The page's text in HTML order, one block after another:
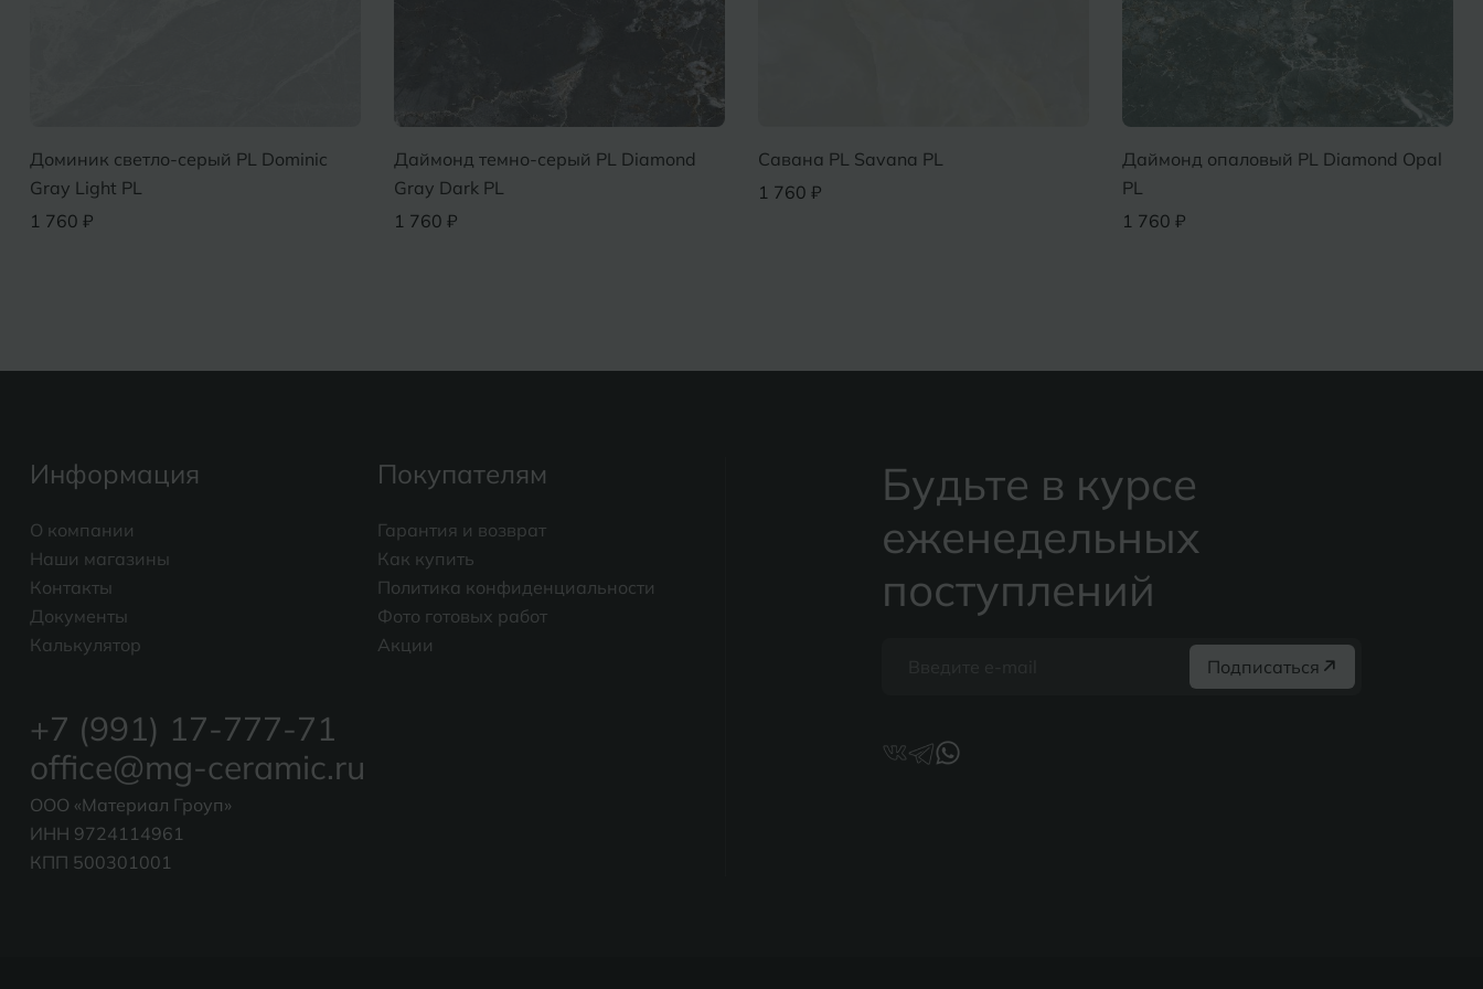
Доминик светло-серый PL Dominic
Gray Light PL
1 760 ₽
Даймонд темно-серый PL Diamond
Gray Dark PL
1 760 ₽
Савана PL Savana PL
1 760 ₽
Даймонд опаловый PL Diamond Opal
PL
1 760 ₽
Информация
О компании
Наши магазины
Контакты
Документы
Калькулятор
Покупателям
Гарантия и возврат
Как купить
Политика конфиденциальности
Фото готовых работ
Акции
+7 (991) 17-777-71
office@mg-ceramic.ru
ООО «Материал Гроуп»
ИНН 9724114961
КПП 500301001
Будьте в курсе
еженедельных
поступлений
Подписаться